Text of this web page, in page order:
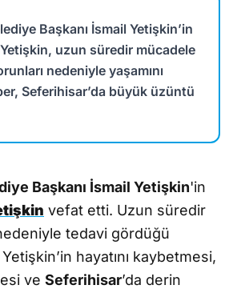
Başkanı İsmail Yetişkin’in
uzun süredir mücadele
nedeniyle yaşamını
Seferihisar’da büyük üzüntü
Başkanı İsmail Yetişkin'in
vefat etti. Uzun süredir
tedavi gördüğü
hayatını kaybetmesi,
ve Seferihisar’da derin